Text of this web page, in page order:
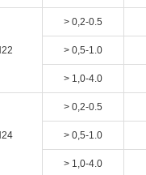
> 0,2-0.5
> 0,5-1.0
> 1,0-4.0
> 0,2-0.5
> 0,5-1.0
> 1,0-4.0